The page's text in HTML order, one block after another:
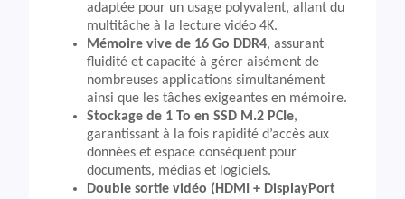
adaptée pour un usage polyvalent, allant du
multitâche à la lecture vidéo 4K.
Mémoire vive de 16 Go DDR4, assurant
fluidité et capacité à gérer aisément de
nombreuses applications simultanément
ainsi que les tâches exigeantes en mémoire.
Stockage de 1 To en SSD M.2 PCIe,
garantissant à la fois rapidité d’accès aux
données et espace conséquent pour
documents, médias et logiciels.
Double sortie vidéo (HDMI + DisplayPort